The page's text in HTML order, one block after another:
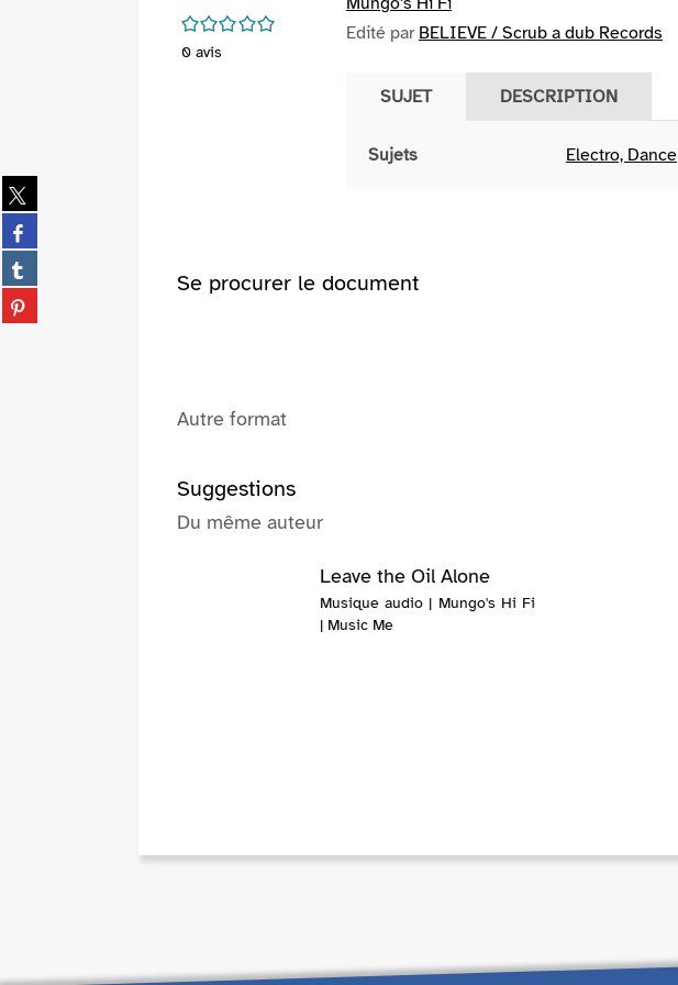
Partager
sur
twitter
(Nouvelle
fenêtre)
Partager
sur
facebook
(Nouvelle
fenêtre)
Partager
sur
tumblr
Partager
sur
/5
0 avis
Edité par BELIEVE / Scrub a dub Records
SUJET DESCRIPTION
Sujets Electro, Dance
Se procurer le document
Autre format
Suggestions
Du même auteur
Leave the Oil Alone
Musique audio | Mungo's Hi Fi
| Music Me